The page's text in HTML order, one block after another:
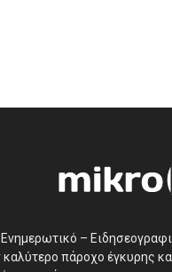
–
καλύτερο πάροχο έγκυρης